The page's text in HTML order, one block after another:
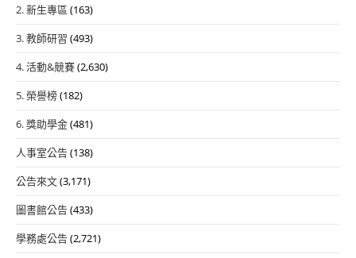
2. 新生專區 (163)
3. 教師研習 (493)
4. 活動&競賽(2,630)
5. 榮譽榜(182)
6. 獎助學金(481)
人事室公告(138)
公告來文(3,171)
圖書館公告(433)
學務處公告(2,721)